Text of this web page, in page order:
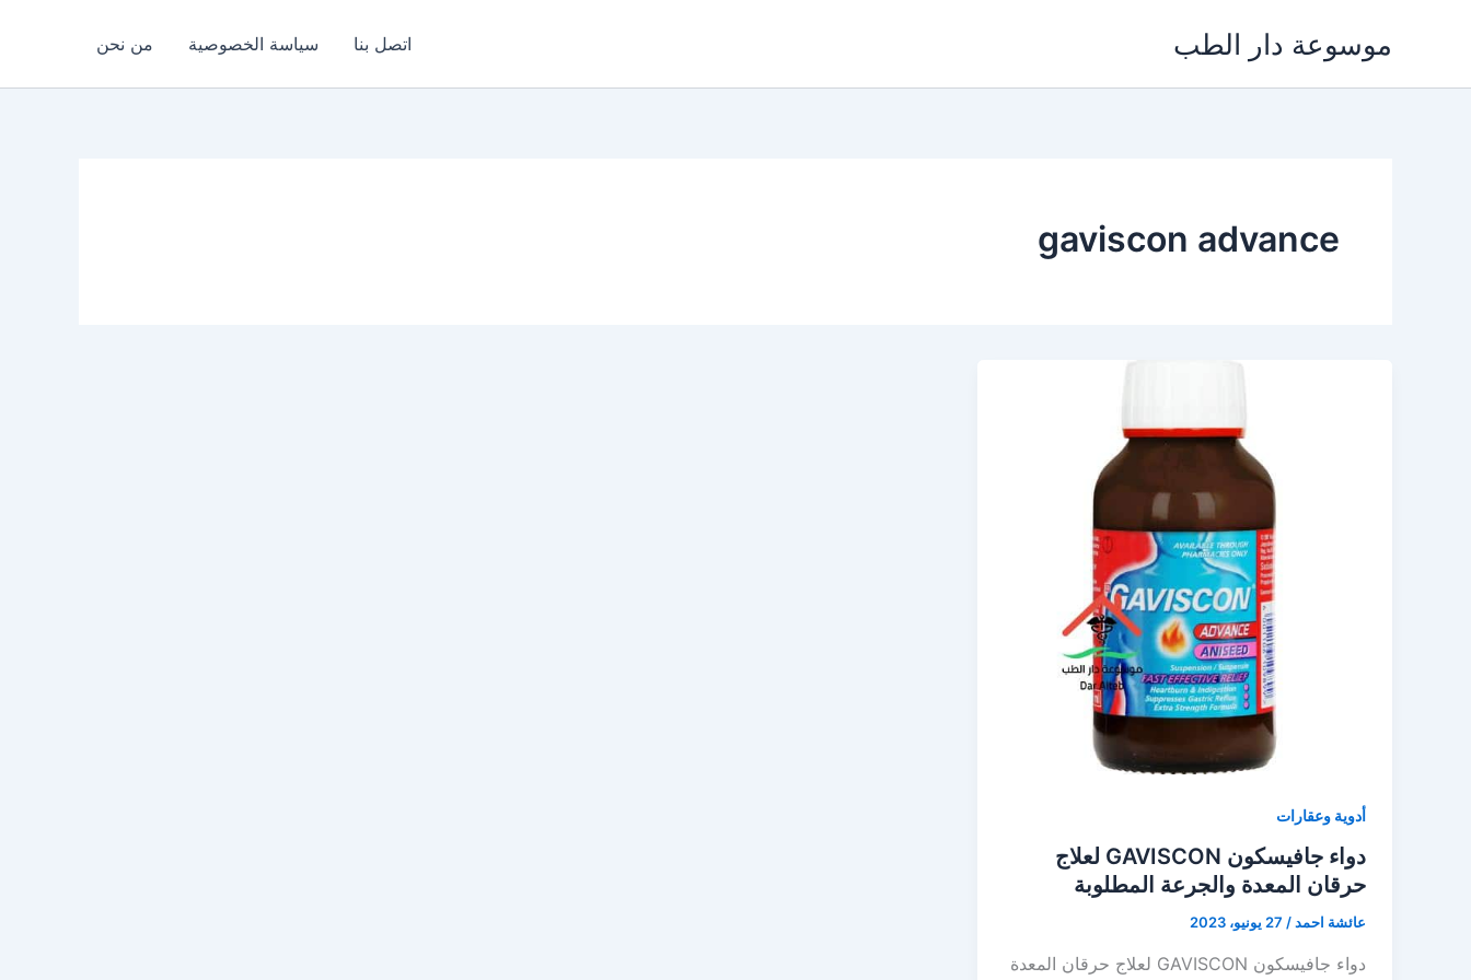
موسوعة دار الطب اتصل بنا سياسة الخصوصية من نحن
gaviscon advance
أدوية وعقارات
دواء جافيسكون GAVISCON لعلاج
حرقان المعدة والجرعة المطلوبة
عائشة احمد/ 27 يونيو، 2023
دواء جافيسكون GAVISCON لعلاج حرقان المعدة